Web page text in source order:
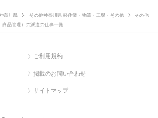
奈川県 その他神奈川県 軽作業・物流・工場・その他
その他
品管理）の派遣の仕事一覧
ご利用規約
掲載のお問い合わせ
サイトマップ